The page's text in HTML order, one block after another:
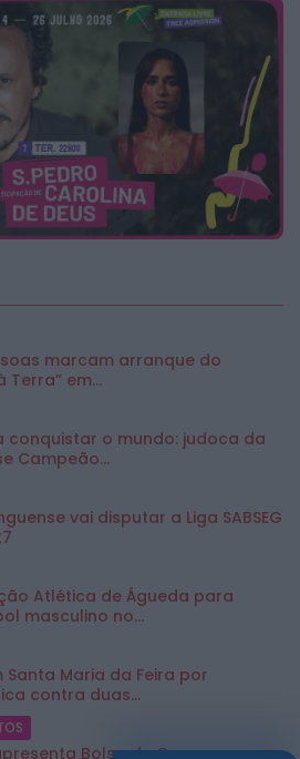
marcam arranque do
Terra” em...
conquistar o mundo: judoca da
Campeão...
vai disputar a Liga SABSEG
Atlética de Águeda para
masculino no...
Santa Maria da Feira por
contra duas...
Bolsa de Grupos para